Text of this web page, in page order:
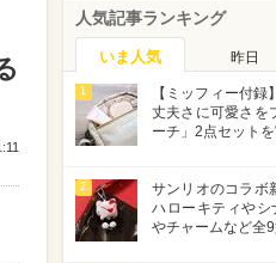
人気記事ランキング
いま人気 昨日
1
【ミッフィー付
丈夫さに可愛さを
ーチ」2点セット
2
サンリオのコラボ
ハローキティやシ
やチャームなど全